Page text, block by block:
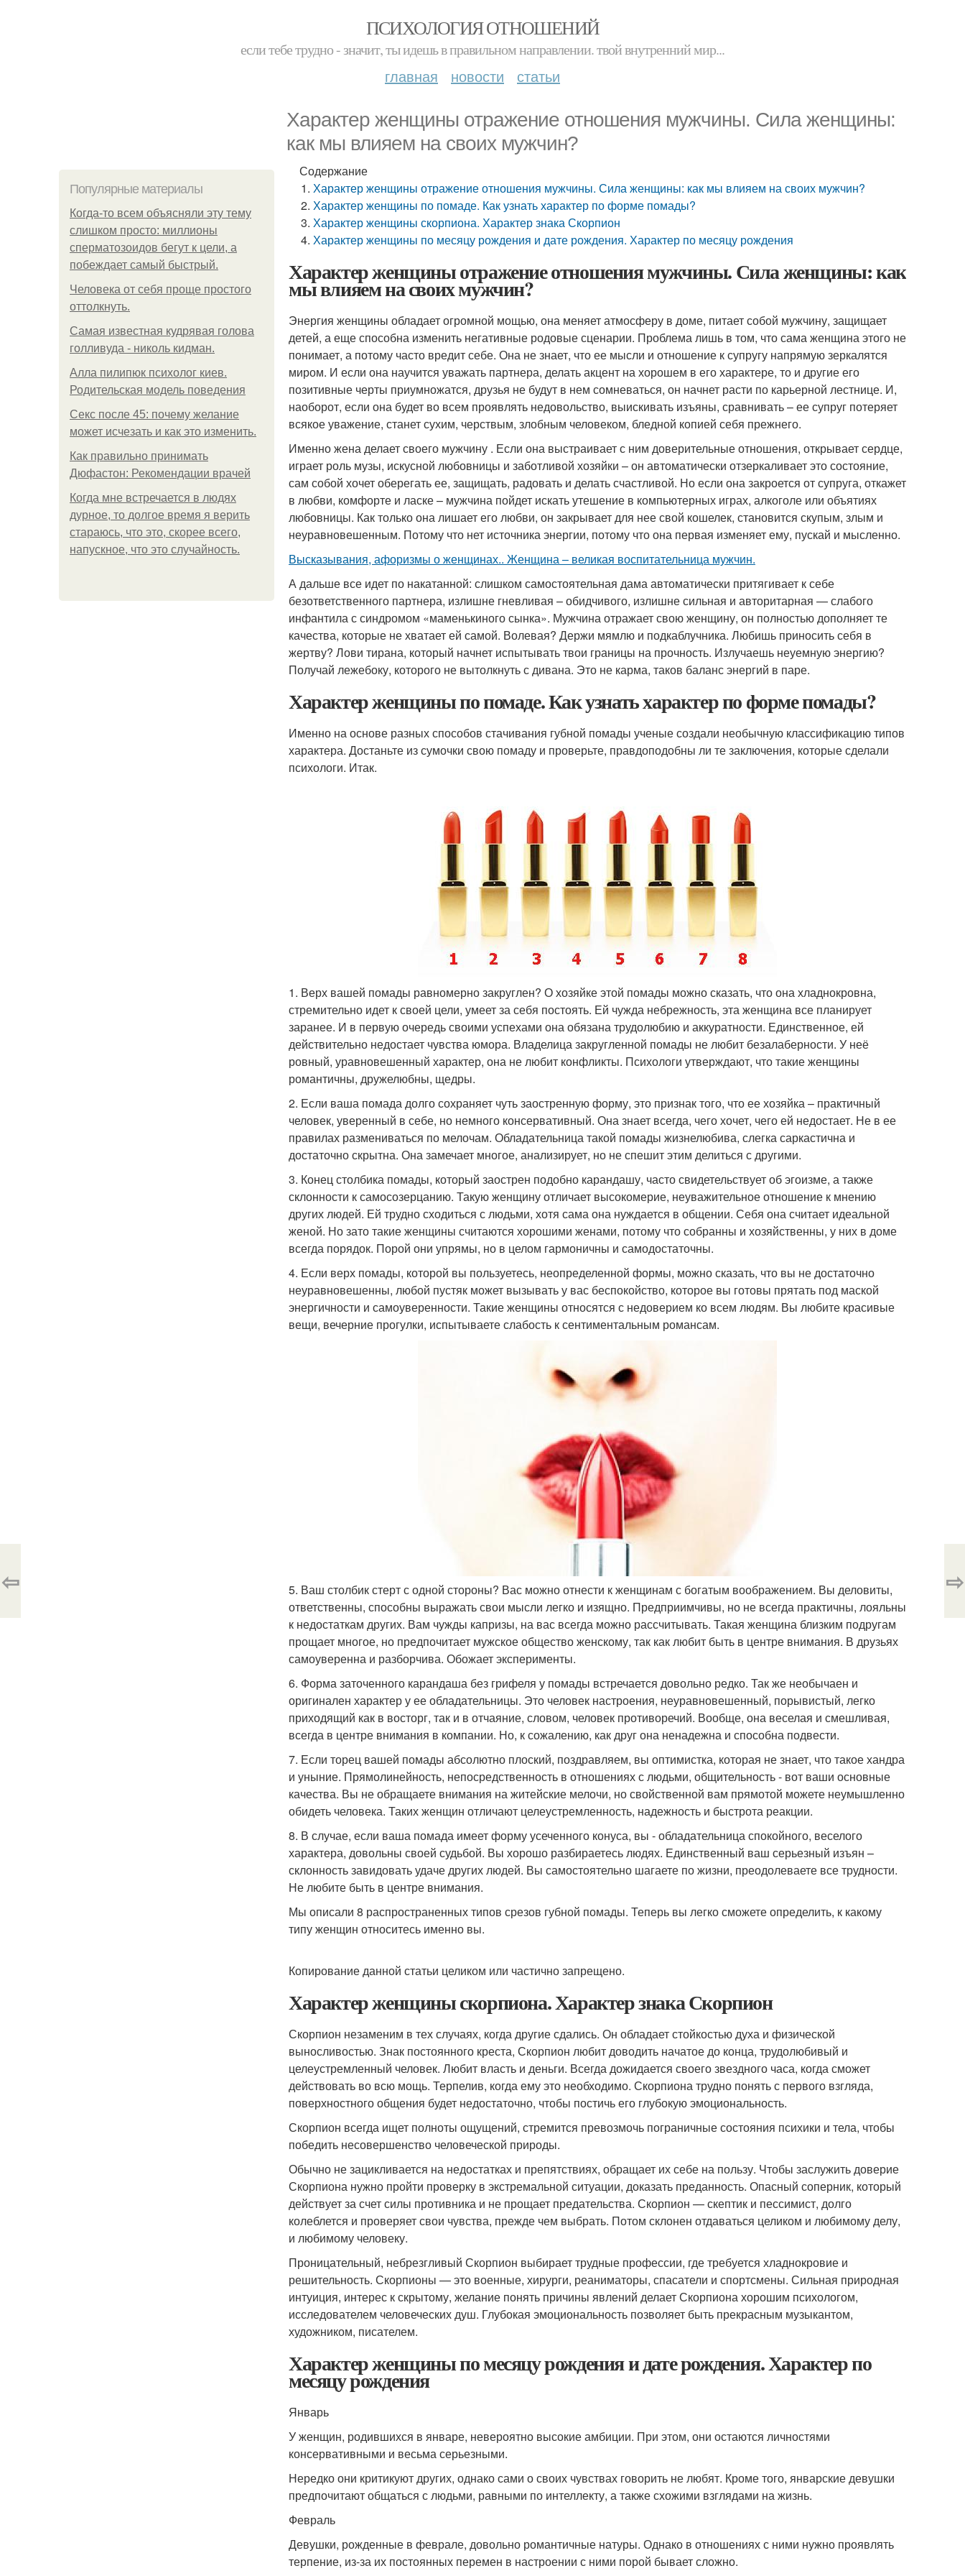
ПСИХОЛОГИЯ ОТНОШЕНИЙ
если тебе трудно - значит, ты идешь в правильном направлении. твой внутренний мир...
главная новости статьи
Характер женщины отражение отношения мужчины. Сила женщины:
как мы влияем на своих мужчин?
Популярные материалы
Когда-то всем объясняли эту тему
слишком просто: миллионы
сперматозоидов бегут к цели, а
побеждает самый быстрый.
Человека от себя проще простого
оттолкнуть.
Самая известная кудрявая голова
голливуда - николь кидман.
Алла пилипюк психолог киев.
Родительская модель поведения
Секс после 45: почему желание
может исчезать и как это изменить.
Как правильно принимать
Дюфастон: Рекомендации врачей
Когда мне встречается в людях
дурное, то долгое время я верить
стараюсь, что это, скорее всего,
напускное, что это случайность.
Содержание
Характер женщины отражение отношения мужчины. Сила женщины: как мы влияем на своих мужчин?
Характер женщины по помаде. Как узнать характер по форме помады?
Характер женщины скорпиона. Характер знака Скорпион
Характер женщины по месяцу рождения и дате рождения. Характер по месяцу рождения
Характер женщины отражение отношения мужчины. Сила женщины: как
мы влияем на своих мужчин?
Энергия женщины обладает огромной мощью, она меняет атмосферу в доме, питает собой мужчину, защищает
детей, а еще способна изменить негативные родовые сценарии. Проблема лишь в том, что сама женщина этого не
понимает, а потому часто вредит себе. Она не знает, что ее мысли и отношение к супругу напрямую зеркалятся
миром. И если она научится уважать партнера, делать акцент на хорошем в его характере, то и другие его
позитивные черты приумножатся, друзья не будут в нем сомневаться, он начнет расти по карьерной лестнице. И,
наоборот, если она будет во всем проявлять недовольство, выискивать изъяны, сравнивать – ее супруг потеряет
всякое уважение, станет сухим, черствым, злобным человеком, бледной копией себя прежнего.
Именно жена делает своего мужчину . Если она выстраивает с ним доверительные отношения, открывает сердце,
играет роль музы, искусной любовницы и заботливой хозяйки – он автоматически отзеркаливает это состояние,
сам собой хочет оберегать ее, защищать, радовать и делать счастливой. Но если она закроется от супруга, откажет
в любви, комфорте и ласке – мужчина пойдет искать утешение в компьютерных играх, алкоголе или объятиях
любовницы. Как только она лишает его любви, он закрывает для нее свой кошелек, становится скупым, злым и
неуравновешенным. Потому что нет источника энергии, потому что она первая изменяет ему, пускай и мысленно.
Высказывания, афоризмы о женщинах.. Женщина – великая воспитательница мужчин.
А дальше все идет по накатанной: слишком самостоятельная дама автоматически притягивает к себе
безответственного партнера, излишне гневливая – обидчивого, излишне сильная и авторитарная — слабого
инфантила с синдромом «маменькиного сынка». Мужчина отражает свою женщину, он полностью дополняет те
качества, которые не хватает ей самой. Волевая? Держи мямлю и подкаблучника. Любишь приносить себя в
жертву? Лови тирана, который начнет испытывать твои границы на прочность. Излучаешь неуемную энергию?
Получай лежебоку, которого не вытолкнуть с дивана. Это не карма, таков баланс энергий в паре.
Характер женщины по помаде. Как узнать характер по форме помады?
Именно на основе разных способов стачивания губной помады ученые создали необычную классификацию типов
характера. Достаньте из сумочки свою помаду и проверьте, правдоподобны ли те заключения, которые сделали
психологи. Итак.
1. Верх вашей помады равномерно закруглен? О хозяйке этой помады можно сказать, что она хладнокровна,
стремительно идет к своей цели, умеет за себя постоять. Ей чужда небрежность, эта женщина все планирует
заранее. И в первую очередь своими успехами она обязана трудолюбию и аккуратности. Единственное, ей
действительно недостает чувства юмора. Владелица закругленной помады не любит безалаберности. У неё
ровный, уравновешенный характер, она не любит конфликты. Психологи утверждают, что такие женщины
романтичны, дружелюбны, щедры.
2. Если ваша помада долго сохраняет чуть заостренную форму, это признак того, что ее хозяйка – практичный
человек, уверенный в себе, но немного консервативный. Она знает всегда, чего хочет, чего ей недостает. Не в ее
правилах размениваться по мелочам. Обладательница такой помады жизнелюбива, слегка саркастична и
достаточно скрытна. Она замечает многое, анализирует, но не спешит этим делиться с другими.
3. Конец столбика помады, который заострен подобно карандашу, часто свидетельствует об эгоизме, а также
склонности к самосозерцанию. Такую женщину отличает высокомерие, неуважительное отношение к мнению
других людей. Ей трудно сходиться с людьми, хотя сама она нуждается в общении. Себя она считает идеальной
женой. Но зато такие женщины считаются хорошими женами, потому что собранны и хозяйственны, у них в доме
всегда порядок. Порой они упрямы, но в целом гармоничны и самодостаточны.
4. Если верх помады, которой вы пользуетесь, неопределенной формы, можно сказать, что вы не достаточно
неуравновешенны, любой пустяк может вызывать у вас беспокойство, которое вы готовы прятать под маской
энергичности и самоуверенности. Такие женщины относятся с недоверием ко всем людям. Вы любите красивые
вещи, вечерние прогулки, испытываете слабость к сентиментальным романсам.
5. Ваш столбик стерт с одной стороны? Вас можно отнести к женщинам с богатым воображением. Вы деловиты,
ответственны, способны выражать свои мысли легко и изящно. Предприимчивы, но не всегда практичны, лояльны
к недостаткам других. Вам чужды капризы, на вас всегда можно рассчитывать. Такая женщина близким подругам
прощает многое, но предпочитает мужское общество женскому, так как любит быть в центре внимания. В друзьях
самоуверенна и разборчива. Обожает эксперименты.
6. Форма заточенного карандаша без грифеля у помады встречается довольно редко. Так же необычаен и
оригинален характер у ее обладательницы. Это человек настроения, неуравновешенный, порывистый, легко
приходящий как в восторг, так и в отчаяние, словом, человек противоречий. Вообще, она веселая и смешливая,
всегда в центре внимания в компании. Но, к сожалению, как друг она ненадежна и способна подвести.
7. Если торец вашей помады абсолютно плоский, поздравляем, вы оптимистка, которая не знает, что такое хандра
и уныние. Прямолинейность, непосредственность в отношениях с людьми, общительность - вот ваши основные
качества. Вы не обращаете внимания на житейские мелочи, но свойственной вам прямотой можете неумышленно
обидеть человека. Таких женщин отличают целеустремленность, надежность и быстрота реакции.
8. В случае, если ваша помада имеет форму усеченного конуса, вы - обладательница спокойного, веселого
характера, довольны своей судьбой. Вы хорошо разбираетесь людях. Единственный ваш серьезный изъян –
склонность завидовать удаче других людей. Вы самостоятельно шагаете по жизни, преодолеваете все трудности.
Не любите быть в центре внимания.
Мы описали 8 распространенных типов срезов губной помады. Теперь вы легко сможете определить, к какому
типу женщин относитесь именно вы.
Копирование данной статьи целиком или частично запрещено.
Характер женщины скорпиона. Характер знака Скорпион
Скорпион незаменим в тех случаях, когда другие сдались. Он обладает стойкостью духа и физической
выносливостью. Знак постоянного креста, Скорпион любит доводить начатое до конца, трудолюбивый и
целеустремленный человек. Любит власть и деньги. Всегда дожидается своего звездного часа, когда сможет
действовать во всю мощь. Терпелив, когда ему это необходимо. Скорпиона трудно понять с первого взгляда,
поверхностного общения будет недостаточно, чтобы постичь его глубокую эмоциональность.
Скорпион всегда ищет полноты ощущений, стремится превозмочь пограничные состояния психики и тела, чтобы
победить несовершенство человеческой природы.
Обычно не зацикливается на недостатках и препятствиях, обращает их себе на пользу. Чтобы заслужить доверие
Скорпиона нужно пройти проверку в экстремальной ситуации, доказать преданность. Опасный соперник, который
действует за счет силы противника и не прощает предательства. Скорпион — скептик и пессимист, долго
колеблется и проверяет свои чувства, прежде чем выбрать. Потом склонен отдаваться целиком и любимому делу,
и любимому человеку.
Проницательный, небрезгливый Скорпион выбирает трудные профессии, где требуется хладнокровие и
решительность. Скорпионы — это военные, хирурги, реаниматоры, спасатели и спортсмены. Сильная природная
интуиция, интерес к скрытому, желание понять причины явлений делает Скорпиона хорошим психологом,
исследователем человеческих душ. Глубокая эмоциональность позволяет быть прекрасным музыкантом,
художником, писателем.
Характер женщины по месяцу рождения и дате рождения. Характер по
месяцу рождения
Январь
У женщин, родившихся в январе, невероятно высокие амбиции. При этом, они остаются личностями
консервативными и весьма серьезными.
Нередко они критикуют других, однако сами о своих чувствах говорить не любят. Кроме того, январские девушки
предпочитают общаться с людьми, равными по интеллекту, а также схожими взглядами на жизнь.
Февраль
Девушки, рожденные в феврале, довольно романтичные натуры. Однако в отношениях с ними нужно проявлять
терпение, из-за их постоянных перемен в настроении с ними порой бывает сложно.
⇦ ⇨